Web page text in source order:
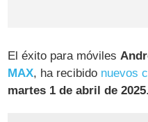
El éxito para móviles
MAX, ha recibido nuevos
martes 1 de abril de 2025.